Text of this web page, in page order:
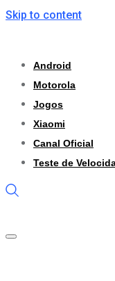
Skip to content
Android
Motorola
Jogos
Xiaomi
Canal Oficial
Teste de